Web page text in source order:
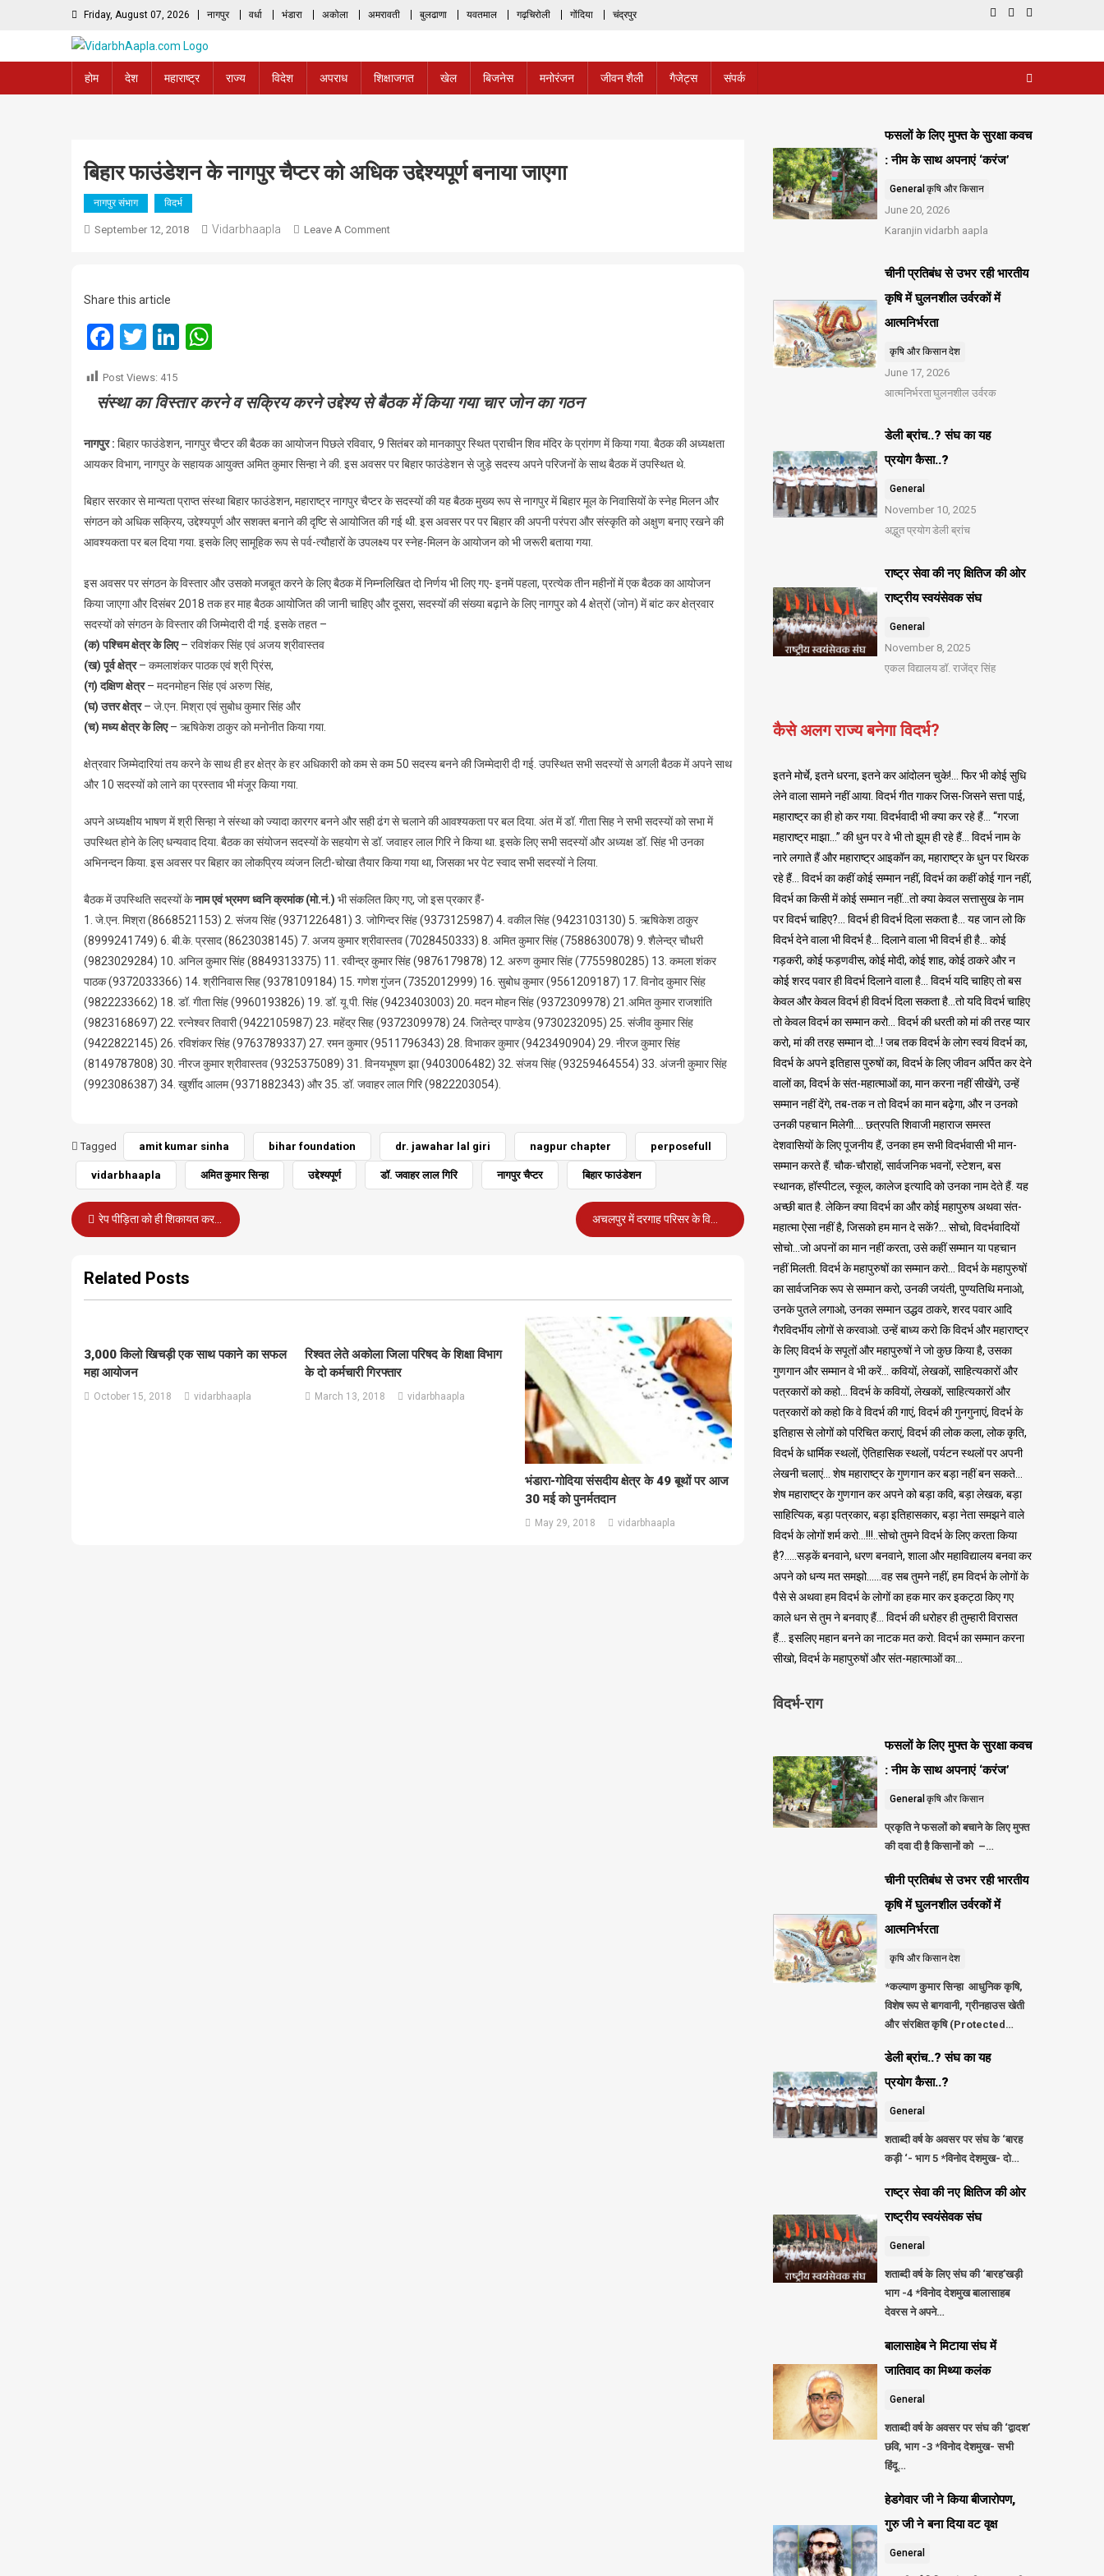
Friday, August 07, 2026 नागपुर वर्धा भंडारा अकोला अमरावती बुलढाणा यवतमाल गढ़चिरोली गोंदिया चंद्रपुर
होम देश महाराष्ट्र राज्य विदेश अपराध शिक्षाजगत खेल बिजनेस मनोरंजन जीवन शैली गैजेट्स संपर्क
बिहार फाउंडेशन के नागपुर चैप्टर को अधिक उद्देश्यपूर्ण बनाया जाएगा
नागपुर संभाग विदर्भ
September 12, 2018 Vidarbhaapla Leave A CommentOn
बनाया
Share this article
Facebook
TwitterLinkedIn
Post Views: 415
संस्था का विस्तार करने व सक्रिय करने उद्देश्य से बैठक में किया गया चार जोन का गठन
नागपुर : बिहार फाउंडेशन, नागपुर चैप्टर की बैठक का आयोजन पिछले रविवार, 9 सितंबर को मानकापुर स्थित प्राचीन शिव मंदिर के प्रांगण में किया गया. बैठक की अध्यक्षता
आयकर विभाग, नागपुर के सहायक आयुक्त अमित कुमार सिन्हा ने की. इस अवसर पर बिहार फाउंडेशन से जुड़े सदस्य अपने परिजनों के साथ बैठक में उपस्थित थे.
बिहार सरकार से मान्यता प्राप्त संस्था बिहार फाउंडेशन, महाराष्ट्र नागपुर चैप्टर के सदस्यों की यह बैठक मुख्य रूप से नागपुर में बिहार मूल के निवासियों के स्नेह मिलन और
संगठन को अधिक सक्रिय, उद्देश्यपूर्ण और सशक्त बनाने की दृष्टि से आयोजित की गई थी. इस अवसर पर पर बिहार की अपनी परंपरा और संस्कृति को अक्षुण बनाए रखने की
आवश्यकता पर बल दिया गया. इसके लिए सामूहिक रूप से पर्व-त्यौहारों के उपलक्ष्य पर स्नेह-मिलन के आयोजन को भी जरूरी बताया गया.
इस अवसर पर संगठन के विस्तार और उसको मजबूत करने के लिए बैठक में निम्नलिखित दो निर्णय भी लिए गए- इनमें पहला, प्रत्येक तीन महीनों में एक बैठक का आयोजन
किया जाएगा और दिसंबर 2018 तक हर माह बैठक आयोजित की जानी चाहिए और दूसरा, सदस्यों की संख्या बढ़ाने के लिए नागपुर को 4 क्षेत्रों (जोन) में बांट कर क्षेत्रवार
सदस्यों को संगठन के विस्तार की जिम्मेदारी दी गई. इसके तहत –
(क) पश्चिम क्षेत्र के लिए– रविशंकर सिंह एवं अजय श्रीवास्तव
(ख) पूर्व क्षेत्र– कमलाशंकर पाठक एवं श्री प्रिंस,
(ग) दक्षिण क्षेत्र– मदनमोहन सिंह एवं अरुण सिंह,
(घ) उत्तर क्षेत्र– जे.एन. मिश्रा एवं सुबोध कुमार सिंह और
(च) मध्य क्षेत्र के लिए– ऋषिकेश ठाकुर को मनोनीत किया गया.
क्षेत्रवार जिम्मेदारियां तय करने के साथ ही हर क्षेत्र के हर अधिकारी को कम से कम 50 सदस्य बनने की जिम्मेदारी दी गई. उपस्थित सभी सदस्यों से अगली बैठक में अपने साथ
और 10 सदस्यों को लाने का प्रस्ताव भी मंजूर किया गया.
अपने अध्यक्षीय भाषण में श्री सिन्हा ने संस्था को ज्यादा कारगर बनने और सही ढंग से चलाने की आवश्यकता पर बल दिया. अंत में डॉ. गीता सिह ने सभी सदस्यों को सभा में
उपस्थित होने के लिए धन्यवाद दिया. बैठक का संयोजन सदस्यों के सहयोग से डॉ. जवाहर लाल गिरि ने किया था. इसके लिए सभी सदस्यों और अध्यक्ष डॉ. सिंह भी उनका
अभिनन्दन किया. इस अवसर पर बिहार का लोकप्रिय व्यंजन लिटी-चोखा तैयार किया गया था, जिसका भर पेट स्वाद सभी सदस्यों ने लिया.
बैठक में उपस्थिति सदस्यों केनाम एवं भ्रमण ध्वनि क्रमांक (मो.नं.) भी संकलित किए गए, जो इस प्रकार हैं-
1. जे.एन. मिश्रा (8668521153) 2. संजय सिंह (9371226481) 3. जोगिन्दर सिंह (9373125987) 4. वकील सिंह (9423103130) 5. ऋषिकेश ठाकुर
(8999241749) 6. बी.के. प्रसाद (8623038145) 7. अजय कुमार श्रीवास्तव (7028450333) 8. अमित कुमार सिंह (7588630078) 9. शैलेन्द्र चौधरी
(9823029284) 10. अनिल कुमार सिंह (8849313375) 11. रवीन्द्र कुमार सिंह (9876179878) 12. अरुण कुमार सिंह (7755980285) 13. कमला शंकर
पाठक (9372033366) 14. श्रीनिवास सिह (9378109184) 15. गणेश गुंजन (7352012999) 16. सुबोध कुमार (9561209187) 17. विनोद कुमार सिंह
(9822233662) 18. डॉ. गीता सिंह (9960193826) 19. डॉ. यू.पी. सिंह (9423403003) 20. मदन मोहन सिंह (9372309978) 21.अमित कुमार राजशांति
(9823168697) 22. रत्नेश्वर तिवारी (9422105987) 23. महेंद्र सिह (9372309978) 24. जितेन्द्र पाण्डेय (9730232095) 25. संजीव कुमार सिंह
(9422822145) 26. रविशंकर सिंह (9763789337) 27. रमन कुमार (9511796343) 28. विभाकर कुमार (9423490904) 29. नीरज कुमार सिंह
(8149787808) 30. नीरज कुमार श्रीवास्तव (9325375089) 31. विनयभूषण झा (9403006482) 32. संजय सिंह (93259464554) 33. अंजनी कुमार सिंह
(9923086387) 34. खुर्शीद आलम (9371882343) और 35. डॉ. जवाहर लाल गिरि (9822203054).
Tagged amit kumar sinha bihar foundation dr. jawahar lal giri nagpur chapter perposefull
vidarbhaapla अमित कुमार सिन्हा उद्देश्यपूर्ण डॉ. जवाहर लाल गिरि नागपुर चैप्टर बिहार फाउंडेशन
Postरेप पीड़िता को ही शिकायत करने पर पीटा, महिलाएं बनी रहीं तमाशबीन
Related Posts
3,000 किलो खिचड़ी एक साथ पकाने का सफल
महा आयोजन
October 15, 2018 vidarbhaapla
रिश्वत लेते अकोला जिला परिषद के शिक्षा विभाग
के दो कर्मचारी गिरफ्तार
March 13, 2018 vidarbhaapla
भंडारा-गोदिया संसदीय क्षेत्र के 49 बूथों पर आज
30 मई को पुनर्मतदान
May 29, 2018 vidarbhaapla
फसलों के लिए मुफ्त के सुरक्षा कवच
: नीम के साथ अपनाएं ‘करंज’
General कृषि और किसान
June 20, 2026
Karanjin vidarbh aapla
चीनी प्रतिबंध से उभर रही भारतीय
कृषि में घुलनशील उर्वरकों में
आत्मनिर्भरता
कृषि और किसानदेश
June 17, 2026
आत्मनिर्भरताघुलनशील उर्वरक
डेली ब्रांच..? संघ का यह
प्रयोग कैसा..?
General
November 10, 2025
अद्भुत प्रयोगडेली ब्रांच
राष्ट्र सेवा की नए क्षितिज की ओर
राष्ट्रीय स्वयंसेवक संघ
General
November 8, 2025
एकल विद्यालयडॉ. राजेंद्र सिंह
कैसे अलग राज्य बनेगा विदर्भ?
इतने मोर्चे, इतने धरना, इतने कर आंदोलन चुके!… फिर भी कोई सुधि
लेने वाला सामने नहीं आया. विदर्भ गीत गाकर जिस-जिसने सत्ता पाई,
महाराष्ट्र का ही हो कर गया. विदर्भवादी भी क्या कर रहे हैं… “गरजा
महाराष्ट्र माझा…” की धुन पर वे भी तो झूम ही रहे हैं… विदर्भ नाम के
नारे लगाते हैं और महाराष्ट्र आइकॉन का, महाराष्ट्र के धुन पर थिरक
रहे हैं… विदर्भ का कहीं कोई सम्मान नहीं, विदर्भ का कहीं कोई गान नहीं,
विदर्भ का किसी में कोई सम्मान नहीं…तो क्या केवल सत्तासुख के नाम
पर विदर्भ चाहिए?… विदर्भ ही विदर्भ दिला सकता है… यह जान लो कि
विदर्भ देने वाला भी विदर्भ है… दिलाने वाला भी विदर्भ ही है… कोई
गड़करी, कोई फड़णवीस, कोई मोदी, कोई शाह, कोई ठाकरे और न
कोई शरद पवार ही विदर्भ दिलाने वाला है… विदर्भ यदि चाहिए तो बस
केवल और केवल विदर्भ ही विदर्भ दिला सकता है…तो यदि विदर्भ चाहिए
तो केवल विदर्भ का सम्मान करो… विदर्भ की धरती को मां की तरह प्यार
करो, मां की तरह सम्मान दो…! जब तक विदर्भ के लोग स्वयं विदर्भ का,
विदर्भ के अपने इतिहास पुरुषों का, विदर्भ के लिए जीवन अर्पित कर देने
वालों का, विदर्भ के संत-महात्माओं का, मान करना नहीं सीखेंगे, उन्हें
सम्मान नहीं देंगे, तब-तक न तो विदर्भ का मान बढ़ेगा, और न उनको
उनकी पहचान मिलेगी…. छत्रपति शिवाजी महाराज समस्त
देशवासियों के लिए पूजनीय हैं, उनका हम सभी विदर्भवासी भी मान-
सम्मान करते हैं. चौक-चौराहों, सार्वजनिक भवनों, स्टेशन, बस
स्थानक, हॉस्पीटल, स्कूल, कालेज इत्यादि को उनका नाम देते हैं. यह
अच्छी बात है. लेकिन क्या विदर्भ का और कोई महापुरुष अथवा संत-
महात्मा ऐसा नहीं है, जिसको हम मान दे सकें?… सोचो, विदर्भवादियों
सोचो…जो अपनों का मान नहीं करता, उसे कहीं सम्मान या पहचान
नहीं मिलती. विदर्भ के महापुरुषों का सम्मान करो… विदर्भ के महापुरुषों
का सार्वजनिक रूप से सम्मान करो, उनकी जयंती, पुण्यतिथि मनाओ,
उनके पुतले लगाओ, उनका सम्मान उद्धव ठाकरे, शरद पवार आदि
गैरविदर्भीय लोगों से करवाओ. उन्हें बाध्य करो कि विदर्भ और महाराष्ट्र
के लिए विदर्भ के सपूतों और महापुरुषों ने जो कुछ किया है, उसका
गुणगान और सम्मान वे भी करें… कवियों, लेखकों, साहित्यकारों और
पत्रकारों को कहो… विदर्भ के कवियों, लेखकों, साहित्यकारों और
पत्रकारों को कहो कि वे विदर्भ की गाएं, विदर्भ की गुनगुनाएं, विदर्भ के
इतिहास से लोगों को परिचित कराएं, विदर्भ की लोक कला, लोक कृति,
विदर्भ के धार्मिक स्थलों, ऐतिहासिक स्थलों, पर्यटन स्थलों पर अपनी
लेखनी चलाएं… शेष महाराष्ट्र के गुणगान कर बड़ा नहीं बन सकते…
शेष महाराष्ट्र के गुणगान कर अपने को बड़ा कवि, बड़ा लेखक, बड़ा
साहित्यिक, बड़ा पत्रकार, बड़ा इतिहासकार, बड़ा नेता समझने वाले
विदर्भ के लोगों शर्म करो…!!!..सोचो तुमने विदर्भ के लिए करता किया
है?…..सड़कें बनवाने, धरण बनवाने, शाला और महाविद्यालय बनवा कर
अपने को धन्य मत समझो……वह सब तुमने नहीं, हम विदर्भ के लोगों के
पैसे से अथवा हम विदर्भ के लोगों का हक मार कर इकट्ठा किए गए
काले धन से तुम ने बनवाए हैं… विदर्भ की धरोहर ही तुम्हारी विरासत
हैं… इसलिए महान बनने का नाटक मत करो. विदर्भ का सम्मान करना
सीखो, विदर्भ के महापुरुषों और संत-महात्माओं का…
विदर्भ-राग
फसलों के लिए मुफ्त के सुरक्षा कवच
: नीम के साथ अपनाएं ‘करंज’
General कृषि और किसान
प्रकृति ने फसलों को बचाने के लिए मुफ्त
की दवा दी है किसानों को –…
चीनी प्रतिबंध से उभर रही भारतीय
कृषि में घुलनशील उर्वरकों में
आत्मनिर्भरता
कृषि और किसानदेश
*कल्याण कुमार सिन्हा आधुनिक कृषि,
विशेष रूप से बागवानी, ग्रीनहाउस खेती
और संरक्षित कृषि (Protected…
डेली ब्रांच..? संघ का यह
प्रयोग कैसा..?
General
शताब्दी वर्ष के अवसर पर संघ के ‘बारह
कड़ी ‘- भाग 5 *विनोद देशमुख- दो…
राष्ट्र सेवा की नए क्षितिज की ओर
राष्ट्रीय स्वयंसेवक संघ
General
शताब्दी वर्ष के लिए संघ की ‘बारह’खड़ी
भाग -4 *विनोद देशमुख बालासाहब
देवरस ने अपने…
बालासाहेब ने मिटाया संघ में
जातिवाद का मिथ्या कलंक
General
शताब्दी वर्ष के अवसर पर संघ की ‘द्वादश’
छवि, भाग -3 *विनोद देशमुख- सभी
हिंदू…
हेडगेवार जी ने किया बीजारोपण,
गुरु जी ने बना दिया वट वृक्ष
General